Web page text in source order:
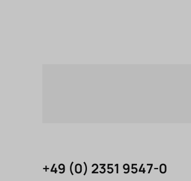
+49 (0) 2351 9547-0